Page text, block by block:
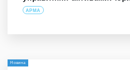
АРМА
Новина